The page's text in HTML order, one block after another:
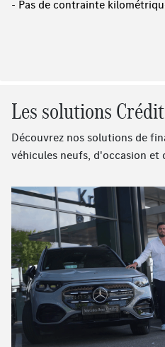
- Pas de contrainte
Les solutions
Découvrez nos solutions de
véhicules neufs, d'occasion et